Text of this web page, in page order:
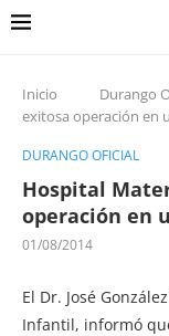
Inicio Durango
exitosa operación en
DURANGO OFICIAL
Hospital
operación en
01/08/2014
El Dr. José
Infantil, informó